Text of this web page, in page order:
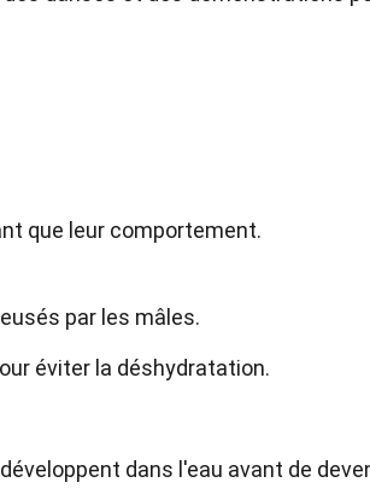
que leur comportement.
par les mâles.
éviter la déshydratation.
dans l'eau avant de